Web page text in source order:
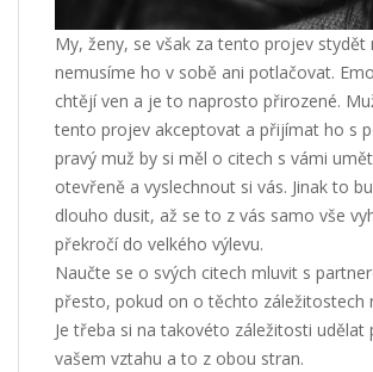
My, ženy, se však za tento projev stydět
nemusíme ho v sobě ani potlačovat.
chtějí ven a je to naprosto přirozené.
tento projev akceptovat a přijímat ho s
pravý muž by si měl o citech s vámi
otevřeně a vyslechnout si vás. Jinak to
dlouho dusit, až se to z vás samo vše
překročí do velkého výlevu.
Naučte se o svých citech mluvit s
přesto, pokud on o těchto záležitostech
Je třeba si na takovéto záležitosti udělat
vašem vztahu a to z obou stran.